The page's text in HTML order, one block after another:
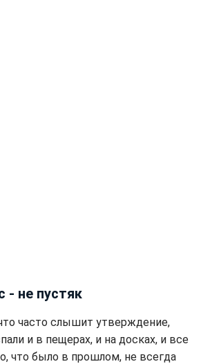
- не пустяк
часто слышит утверждение,
и в пещерах, и на досках, и все
что было в прошлом, не всегда